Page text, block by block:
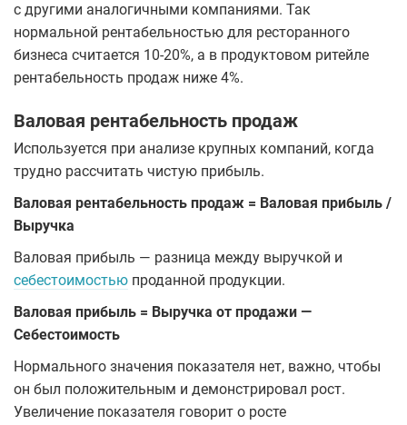
с другими аналогичными компаниями. Так
нормальной рентабельностью для ресторанного
бизнеса считается 10-20%, а в продуктовом ритейле
рентабельность продаж ниже 4%.
Валовая рентабельность продаж
Используется при анализе крупных компаний, когда
трудно рассчитать чистую прибыль.
Валовая рентабельность продаж = Валовая прибыль /
Выручка
Валовая прибыль — разница между выручкой и
себестоимостью проданной продукции.
Валовая прибыль = Выручка от продажи —
Себестоимость
Нормального значения показателя нет, важно, чтобы
он был положительным и демонстрировал рост.
Увеличение показателя говорит о росте